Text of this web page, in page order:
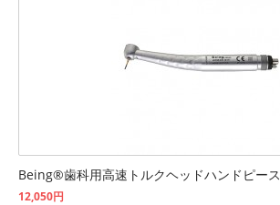
Being®歯科用高速トルクヘッドハンドピース
12,050円